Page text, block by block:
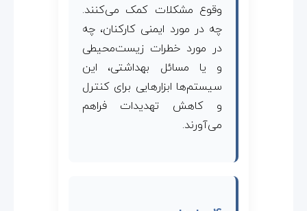
وقوع مشکلات کمک می‌کنند.
چه در مورد ایمنی کارکنان، چه
در مورد خطرات زیست‌محیطی
و یا مسائل بهداشتی، این
سیستم‌ها ابزارهایی برای کنترل
و کاهش تهدیدات فراهم
می‌آورند.